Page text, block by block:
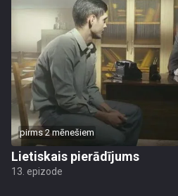
pirms 2 mēnešiem
Lietiskais pierādījums
13. epizode